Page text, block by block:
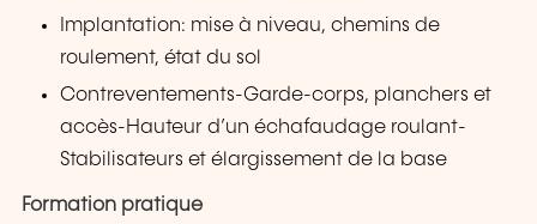
Implantation: mise à niveau, chemins de
roulement, état du sol
Contreventements-Garde-corps, planchers et
accès-Hauteur d’un échafaudage roulant-
Stabilisateurs et élargissement de la base
Formation pratique